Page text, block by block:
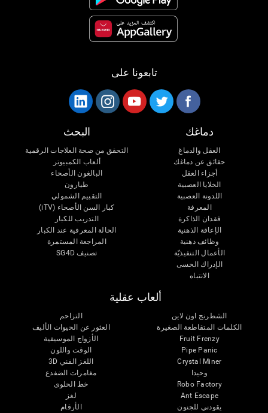
تابعونا على
دماغك
العقل والدماغ
حقائق عن دماغك
أجزاء العقل
الخلايا العصبية
اللدونة العصبية
المعرفة
فقدان الذاكرة
الإعاقة الذهنية
وظائف ذهنية
الأعمال التنفيذيّة
الإدراك الحسى
الانتباه
البحث
التحقق من صحة العلاجات الرقمية
ألعاب الكمبيوتر
البالغون الأصحاء
طيارون
التقييم الشمولي
كبار السن الأصحاء (iTV)
التدريب للكبار
الحالة المعرفية عند الكبار
المراجعة المستمرة
تصنيف SG4D
ألعاب عقلية
الشطرنج اون لاين
الكلمات المتقاطعة الصغيرة
Fruit Frenzy
Pipe Panic
Crystal Miner
وحيدا
Robo Factory
Ant Escape
يقودني للجنون
التزاحم
العثور عن الحيوات الأليف
الأزواج الموسيقية
الوقت واللون
اللغز الفني 3D
مغامرات الضفدع
خط الحلوى
لغز
الأرقام